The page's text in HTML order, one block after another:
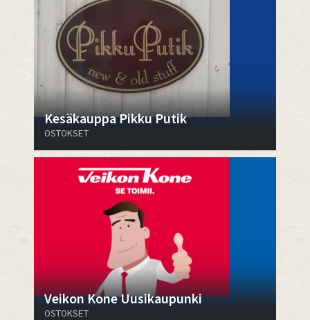
Kesäkauppa Pikku Putik
OSTOKSET
Veikon Kone Uusikaupunki
OSTOKSET